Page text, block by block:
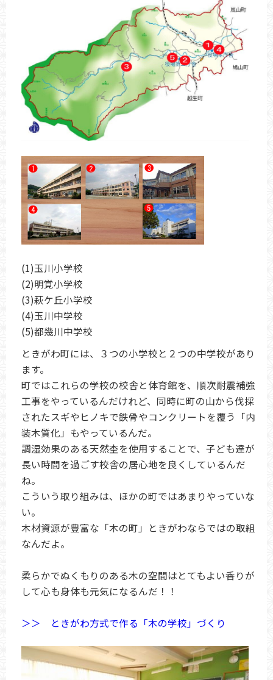
(1)玉川小学校
(2)明覚小学校
(3)萩ケ丘小学校
(4)玉川中学校
(5)都幾川中学校
ときがわ町には、３つの小学校と２つの中学校があり
ます。
町ではこれらの学校の校舎と体育館を、順次耐震補強
工事をやっているんだけれど、同時に町の山から伐採
されたスギやヒノキで鉄骨やコンクリートを覆う「内
装木質化」もやっているんだ。
調湿効果のある天然杢を使用することで、子ども達が
長い時間を過ごす校舎の居心地を良くしているんだ
ね。
こういう取り組みは、ほかの町ではあまりやっていな
い。
木材資源が豊富な「木の町」ときがわならではの取組
なんだよ。
柔らかでぬくもりのある木の空間はとてもよい香りが
して心も身体も元気になるんだ！！
＞＞ ときがわ方式で作る「木の学校」づくり